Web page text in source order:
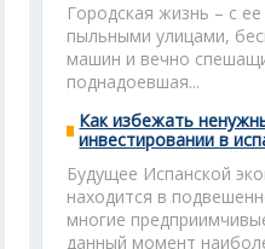
Городская жизнь – с
пыльными улицами,
машин и вечно
поднадоевшая...
Как избежать
инвестировании в
Будущее Испанской
находится в
многие
данный момент